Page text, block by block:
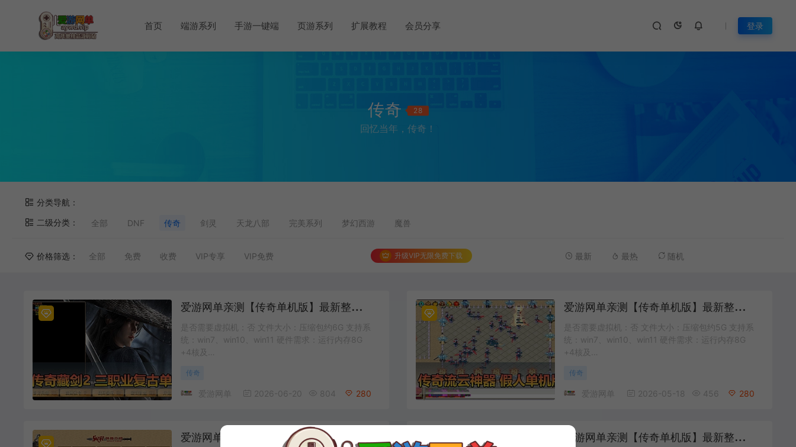
首页 端游系列 手游一键端 页游系列 扩展教程 会员分享 登录
传奇 28
回忆当年，传奇！
分类导航：
二级分类：
全部 DNF 传奇 剑灵 天龙八部 完美系列 梦幻西游 魔兽
价格筛选： 全部 免费 收费 VIP专享 VIP免费 升级VIP无限免费下载 最新 最热 随机
爱
游网单亲测【传奇单机版】最新整理藏剑复古三职业2大陆 别人群服毕业端 三重随机 免虚拟机一键端 通用视频安装教学
是否需要虚拟机：否 文件大小：压缩包约6G 支持系
统：win7、win10、win11 硬件需求：运行内存8G
+4核及…
传奇
爱游网单 2026-06-20 804 280
爱
游网单亲测【传奇单机版】最新整理流云神器 沙城BOSS版 单职业 魔王冰雪打宝 无限刀 不巅峰假人 GOM精修 GM后台无限元宝可发物品装备 免虚拟机端视频安装教学
是否需要虚拟机：否 文件大小：压缩包约5G 支持系
统：win7、win10、win11 硬件需求：运行内存8G
+4核及…
传奇
爱游网单 2026-05-18 456 280
爱
游网单亲测【传奇单机版】最新整理刀锋寒单职业 带假人 GM后台无限金币点数 命令刷装备 六大陆独家剧情江湖武学追梦神器翎风引擎 免虚拟机单机端 通用视频安装教学